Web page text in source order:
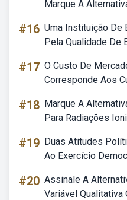
Marque A
#16 Uma Instituição De
Pela Qualidade De
#17 O Custo De
Corresponde Aos
#18 Marque A
Para Radiações
#19 Duas Atitudes
Ao Exercício
#20 Assinale A
Variável Qualitativa